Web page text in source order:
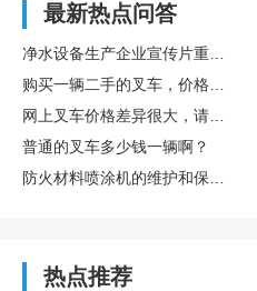
最新热点问答
普通的叉车多少钱一辆啊？
热点推荐